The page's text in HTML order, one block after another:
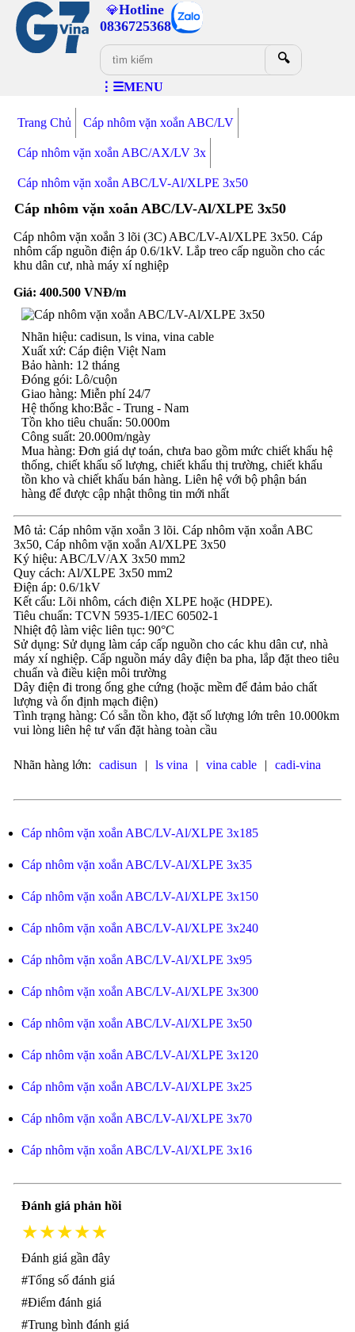
💎Hotline
0836725368
🔍
⋮☰MENU
Trang Chủ Cáp nhôm vặn xoắn ABC/LV
Cáp nhôm vặn xoắn ABC/AX/LV 3x
Cáp nhôm vặn xoắn ABC/LV-Al/XLPE 3x50
Cáp nhôm vặn xoắn ABC/LV-Al/XLPE 3x50
Cáp nhôm vặn xoắn 3 lõi (3C) ABC/LV-Al/XLPE 3x50. Cáp
nhôm cấp nguồn điện áp 0.6/1kV. Lắp treo cấp nguồn cho các
khu dân cư, nhà máy xí nghiệp
Giá: 400.500VNĐ/m
Nhãn hiệu: cadisun, ls vina, vina cable
Xuất xứ: Cáp điện Việt Nam
Bảo hành: 12 tháng
Đóng gói: Lô/cuộn
Giao hàng: Miễn phí 24/7
Hệ thống kho:Bắc - Trung - Nam
Tồn kho tiêu chuẩn: 50.000m
Công suất: 20.000m/ngày
Mua hàng: Đơn giá dự toán, chưa bao gồm mức chiết khấu hệ
thống, chiết khấu số lượng, chiết khấu thị trường, chiết khấu
tồn kho và chiết khấu bán hàng. Liên hệ với bộ phận bán
hàng để được cập nhật thông tin mới nhất
Mô tả: Cáp nhôm vặn xoắn 3 lõi. Cáp nhôm vặn xoắn ABC
3x50, Cáp nhôm vặn xoắn Al/XLPE 3x50
Ký hiệu: ABC/LV/AX 3x50 mm2
Quy cách: Al/XLPE 3x50 mm2
Điện áp: 0.6/1kV
Kết cấu: Lõi nhôm, cách điện XLPE hoặc (HDPE).
Tiêu chuẩn: TCVN 5935-1/IEC 60502-1
Nhiệt độ làm việc liên tục: 90°C
Sử dụng: Sử dụng làm cáp cấp nguồn cho các khu dân cư, nhà
máy xí nghiệp. Cấp nguồn máy dây điện ba pha, lắp đặt theo tiêu
chuẩn và điều kiện môi trường
Dây điện đi trong ống ghe cứng (hoặc mềm để đảm bảo chất
lượng và ổn định mạch điện)
Tình trạng hàng: Có sẵn tồn kho, đặt số lượng lớn trên 10.000km
vui lòng liên hệ tư vấn đặt hàng toàn cầu
Nhãn hàng lớn: cadisun | ls vina | vina cable | cadi-vina
Cáp nhôm vặn xoắn ABC/LV-Al/XLPE 3x185
Cáp nhôm vặn xoắn ABC/LV-Al/XLPE 3x35
Cáp nhôm vặn xoắn ABC/LV-Al/XLPE 3x150
Cáp nhôm vặn xoắn ABC/LV-Al/XLPE 3x240
Cáp nhôm vặn xoắn ABC/LV-Al/XLPE 3x95
Cáp nhôm vặn xoắn ABC/LV-Al/XLPE 3x300
Cáp nhôm vặn xoắn ABC/LV-Al/XLPE 3x50
Cáp nhôm vặn xoắn ABC/LV-Al/XLPE 3x120
Cáp nhôm vặn xoắn ABC/LV-Al/XLPE 3x25
Cáp nhôm vặn xoắn ABC/LV-Al/XLPE 3x70
Cáp nhôm vặn xoắn ABC/LV-Al/XLPE 3x16
Đánh giá phản hồi
★★★★★
Đánh giá gần đây
#Tổng số đánh giá
#Điểm đánh giá
#Trung bình đánh giá